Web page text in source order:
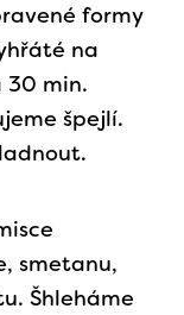
formy
na
30 min.
špejlí.
smetanu,
Šhleháme